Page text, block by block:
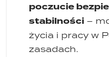
poczucie
stabilności –
życia i pracy w
zasadach.